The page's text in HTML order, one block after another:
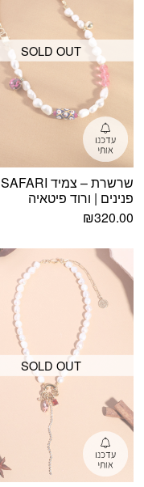
SOLD OUT
שרשרת – צמיד SAFARI
פנינים | ורוד פיטאיה
₪320.00
SOLD OUT